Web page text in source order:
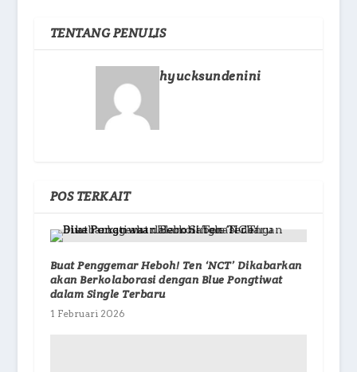
TENTANG PENULIS
hyucksundenini
POS TERKAIT
Buat Penggemar Heboh! Ten ‘NCT’ Dikabarkan
akan Berkolaborasi dengan Blue Pongtiwat
dalam Single Terbaru
1 Februari 2026